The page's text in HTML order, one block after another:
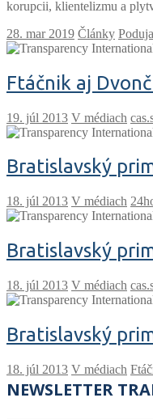
korupcii, klientelizmu a
Články
Ftáčnik aj
V médiach
Bratislavský
V médiach
Bratislavský
V médiach
Bratislavský
V médiach